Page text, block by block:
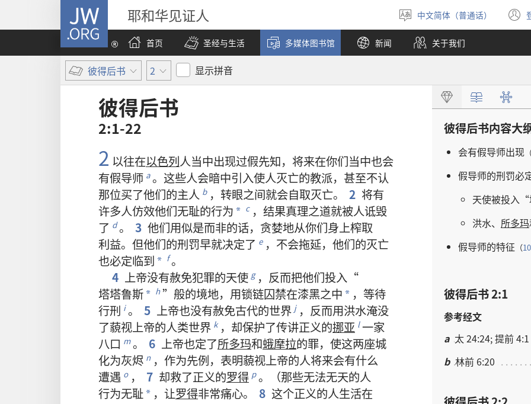
JW.ORG 耶和华见证人
选
择
语
言
中文简体（普通话）
首页
圣经与生活 多媒体图书馆 新闻 关于我们
彼得后书 2 显示拼音
彼得后书
2:1-22
2 以往在以色列人当中出现过假先知， 将来在你们当中也会
有假导师 a 。 这些人会暗中引入使人灭亡的教派， 甚至不认
那位买了他们的主人 b ， 转眼之间就会自取灭亡。 2 将有
许多人仿效他们无耻的行为 * c ， 结果真理之道就被人诋毁
了 d 。 3 他们用似是而非的话， 贪婪地从你们身上榨取
利益。 但他们的刑罚早就决定了 e ， 不会拖延， 他们的灭亡
也必定临到 * f 。
4 上帝没有赦免犯罪的天使 g ， 反而把他们投入 “
塔塔鲁斯* h ” 般的境地， 用锁链囚禁在漆黑之中 * ， 等待
行刑 i 。 5 上帝也没有赦免古代的世界 j ， 反而用洪水淹没
了藐视上帝的人类世界 k ， 却保护了传讲正义的挪亚 l 一家
八口 m 。 6 上帝也定了所多玛和蛾摩拉的罪， 使这两座城
化为灰烬 n ， 作为先例， 表明藐视上帝的人将来会有什么
遭遇 o ， 7 却救了正义的罗得 p 。（那些无法无天的人
行为无耻* ， 让罗得非常痛心。 8 这个正义的人生活在
彼得后书内容大
会有假导师出现
假导师的刑罚必
天使被投入 “
洪水、 所多玛
假导师的特征 （10
彼得后书 2:1
参考经文
a 太 24:24; 提前 4:1
b 林前 6:20